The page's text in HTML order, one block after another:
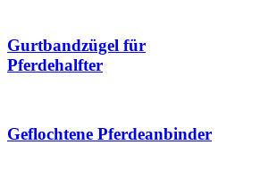
Gurtbandzügel für
Pferdehalfter
Geflochtene Pferdeanbinder